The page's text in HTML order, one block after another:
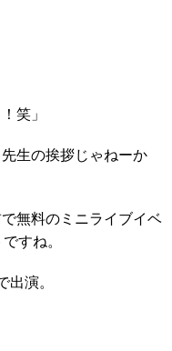
笑」
生の挨拶じゃねーか
無料のミニライブイベ
すね。
出演。